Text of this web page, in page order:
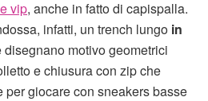
vip, anche in fatto di capispalla.
infatti, un trench lungo in
motivo geometrici
e chiusura con zip che
per giocare con sneakers basse